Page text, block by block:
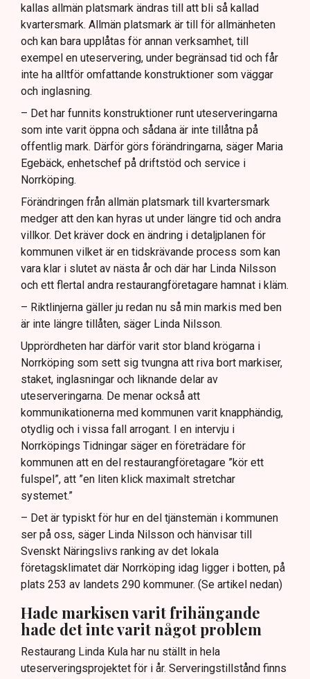
kallas allmän platsmark ändras till att bli så kallad
kvartersmark. Allmän platsmark är till för allmänheten
och kan bara upplåtas för annan verksamhet, till
exempel en uteservering, under begränsad tid och får
inte ha alltför omfattande konstruktioner som väggar
och inglasning.
– Det har funnits konstruktioner runt uteserveringarna
som inte varit öppna och sådana är inte tillåtna på
offentlig mark. Därför görs förändringarna, säger Maria
Egebäck, enhetschef på driftstöd och service i
Norrköping.
Förändringen från allmän platsmark till kvartersmark
medger att den kan hyras ut under längre tid och andra
villkor. Det kräver dock en ändring i detaljplanen för
kommunen vilket är en tidskrävande process som kan
vara klar i slutet av nästa år och där har Linda Nilsson
och ett flertal andra restaurangföretagare hamnat i kläm.
– Riktlinjerna gäller ju redan nu så min markis med ben
är inte längre tillåten, säger Linda Nilsson.
Upprördheten har därför varit stor bland krögarna i
Norrköping som sett sig tvungna att riva bort markiser,
staket, inglasningar och liknande delar av
uteserveringarna. De menar också att
kommunikationerna med kommunen varit knapphändig,
otydlig och i vissa fall arrogant. I en intervju i
Norrköpings Tidningar säger en företrädare för
kommunen att en del restaurangföretagare ”kör ett
fulspel”, att ”en liten klick maximalt stretchar
systemet.”
– Det är typiskt för hur en del tjänstemän i kommunen
ser på oss, säger Linda Nilsson och hänvisar till
Svenskt Näringslivs ranking av det lokala
företagsklimatet där Norrköping idag ligger i botten, på
plats 253 av landets 290 kommuner. (Se artikel nedan)
Hade markisen varit frihängande
hade det inte varit något problem
Restaurang Linda Kula har nu ställt in hela
uteserveringsprojektet för i år. Serveringstillstånd finns